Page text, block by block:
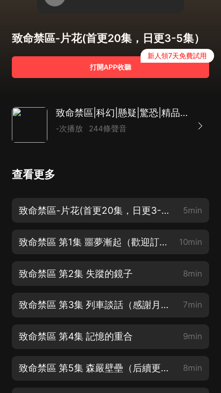
致命禁區-片花(首更20集，日更3-5集）
打開APP收聽
新人領7天免費試用
致命禁區|科幻|懸疑|驚恐|精品多播
-次播放 244條聲音
查看更多
致命禁區-片花(首更20集，日更3-5集） 5min
致命禁區 第1集 噩夢漸起（歡迎訂閱點讚轉發） 10min
致命禁區 第2集 失蹤的鏡子 8min
致命禁區 第3集 列車談話（感謝月票支持喲） 7min
致命禁區 第4集 記憶的重合 9min
致命禁區 第5集 森嚴壁壘（后續更精彩呦） 8min